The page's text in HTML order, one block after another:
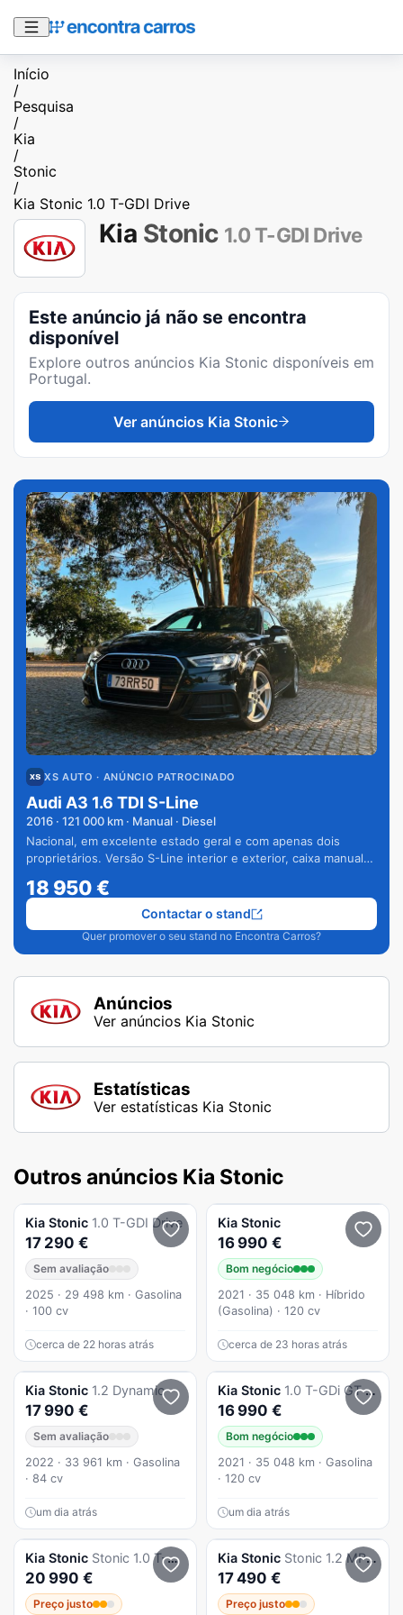
Início
/
Pesquisa
/
Kia
/
Stonic
/
Kia Stonic 1.0 T-GDI Drive
Kia Stonic 1.0 T-GDI Drive
Este anúncio já não se encontra
disponível
Explore outros anúncios Kia Stonic disponíveis em
Portugal.
Ver anúncios Kia Stonic
XS AUTO · ANÚNCIO PATROCINADO
Audi A3 1.6 TDI S-Line
2016 · 121 000 km · Manual · Diesel
Nacional, em excelente estado geral e com apenas dois
proprietários. Versão S-Line interior e exterior, caixa manual
18 950€
Quer promover o seu stand no Encontra Carros?
Contactar o stand
Anúncios
Ver anúncios Kia Stonic
Estatísticas
Ver estatísticas Kia Stonic
Outros anúncios Kia Stonic
Kia Stonic 1.0 T-GDI Drive
17 290 €
Sem avaliação
2025 · 29 498 km · Gasolina
· 100 cv
cerca de 22 horas atrás
Kia Stonic
16 990 €
Bom negócio
2021 · 35 048 km · Híbrido
(Gasolina) · 120 cv
cerca de 23 horas atrás
Kia Stonic 1.2 Dynamic
17 990 €
Sem avaliação
2022 · 33 961 km · Gasolina
· 84 cv
um dia atrás
Kia Stonic 1.0 T-GDi GT Line 7DCT
16 990 €
Bom negócio
2021 · 35 048 km · Gasolina
· 120 cv
um dia atrás
Kia Stonic Stonic 1.0 T-GDi Drive
20 990 €
Preço justo
Kia Stonic Stonic 1.2 MPi Vibe
17 490 €
Preço justo